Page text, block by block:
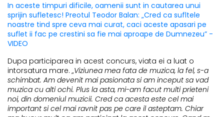
In aceste timpuri dificile, oamenii sunt in cautarea unui
sprijin sufletesc! Preotul Teodor Balan: „Cred ca sufltele
noastre tind spre ceva mai curat, caci aceste apasari pe
suflet ii fac pe crestini sa fie mai aproape de Dumnezeu” -
VIDEO
Dupa participarea in acest concurs, viata ei a luat o
intorsatura mare.„Viziunea mea fata de muzica, la fel, s-a
schimbat. Am devenit mai pasionata si am inceput sa vad
muzica cu alti ochi. Plus la asta, mi-am facut multi prieteni
noi, din domeniul muzicii. Cred ca acesta este cel mai
important si cel mai ravnit pas pe care il asteptam. Chiar